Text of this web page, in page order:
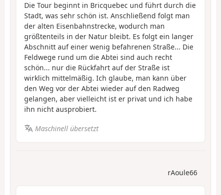
Die Tour beginnt in Bricquebec und führt durch die
Stadt, was sehr schön ist. Anschließend folgt man
der alten Eisenbahnstrecke, wodurch man
größtenteils in der Natur bleibt. Es folgt ein langer
Abschnitt auf einer wenig befahrenen Straße... Die
Feldwege rund um die Abtei sind auch recht
schön... nur die Rückfahrt auf der Straße ist
wirklich mittelmäßig. Ich glaube, man kann über
den Weg vor der Abtei wieder auf den Radweg
gelangen, aber vielleicht ist er privat und ich habe
ihn nicht ausprobiert.
Maschinell übersetzt
rAoule66